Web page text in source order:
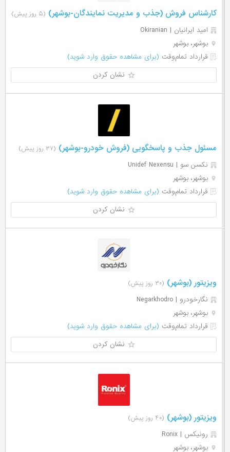
کارشناس فروش (جذب و مدیریت نمایندگان-بوشهر) (۵ روز پیش)
امید ایرانیان | Okiranian
بوشهر، بوشهر
قرارداد تمام‌وقت (برای مشاهده حقوق وارد شوید)
نشان کردن
مسئول جذب و پاسخگویی (فروش خودرو-بوشهر) (۳۷ روز پیش)
نکسن سو | Unidef Nexensu
بوشهر، بوشهر
قرارداد تمام‌وقت (برای مشاهده حقوق وارد شوید)
نشان کردن
ویزیتور (بوشهر) (۳۰ روز پیش)
نگارخودرو | Negarkhodro
بوشهر، بوشهر
قرارداد تمام‌وقت (برای مشاهده حقوق وارد شوید)
نشان کردن
ویزیتور (بوشهر) (۴۰ روز پیش)
رونیکس | Ronix
بوشهر، بوشهر